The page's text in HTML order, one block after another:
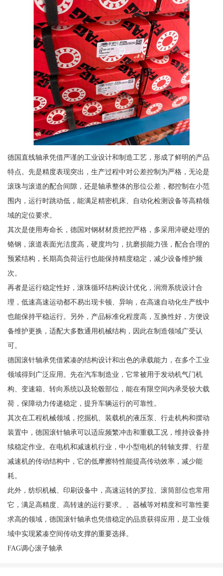
德国直线轴承凭借严谨的工业设计和制造工艺，形成了鲜明的产品
特点。先是精度表现突出，生产过程中对公差控制为严格，无论是
滚珠与滚道的配合间隙，还是轴承整体的形位公差，都控制在小范
围内，运行时跳动低，能满足精密机床、自动化检测设备等高精领
域的定位要求。
其次是使用寿命长，德国对钢材材质把控严格，多采用淬硬处理的
铬钢，滚道表面光洁度高，硬度均匀，抗磨损能力强，配合合理的
预紧结构，长期高负荷运行也能保持精度稳定，减少设备维护频
次。
再者是运行稳定性好，滚珠循环结构设计优化，润滑系统设计合
理，低速高速运动都不易出现卡顿、异响，在高速自动化生产线中
也能保持平稳运行。另外，产品标准化程度高，互换性好，方便设
备维护更换，适配大多数通用机械结构，因此在制造领域广受认
可。
德国滚针轴承凭借紧凑的结构设计和出色的承载能力，在多个工业
领域得到广泛应用。先在汽车制造业，它常被用于发动机气门机
构、变速箱、转向系统以及轮毂部位，能在有限空间内承受较大载
荷，保障动力传递稳定，提升车辆运行的可靠性。
其次在工程机械领域，挖掘机、装载机的液压泵、行走机构和摆动
装置中，德国滚针轴承可以适应频繁冲击和重载工况，维持设备持
续稳定作业。在电机和减速机行业，中小型电机的转轴支撑、行星
减速机的传动结构中，它的低摩擦特性能提高传动效率，减少能
耗。
此外，纺织机械、印刷设备中，高速运转的罗拉、滚筒部位也常用
它，满足高精度、高转速的运行要求。、器械等对精度和可靠性要
求高的领域，德国滚针轴承也凭借稳定的品质获得应用，是工业领
域中实现紧凑空间传动支撑的重要选择。
FAG调心滚子轴承